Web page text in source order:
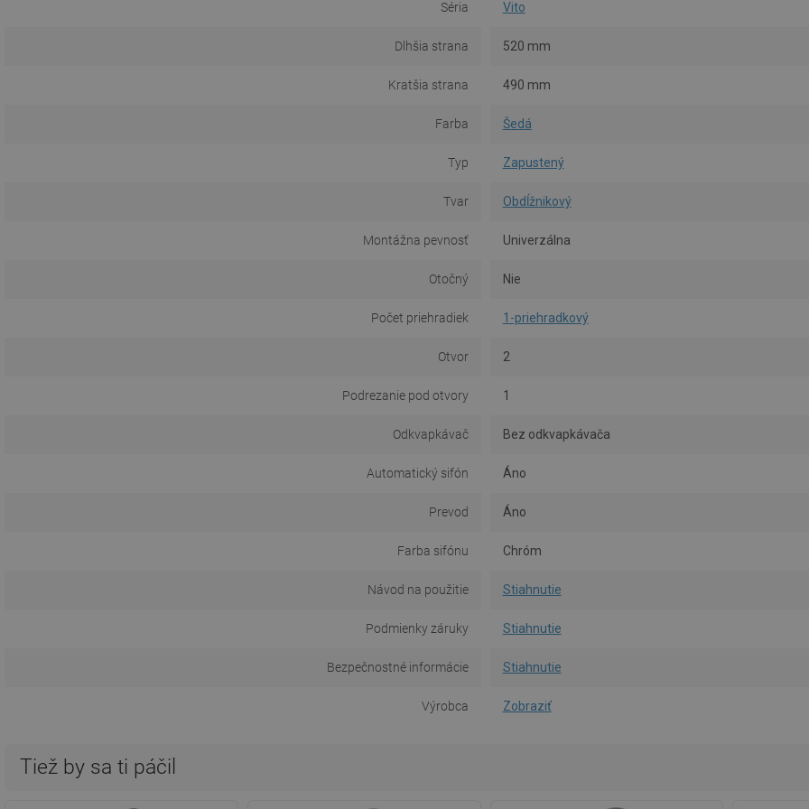
Séria Vito
Dlhšia strana 520 mm
Kratšia strana 490 mm
Farba Šedá
Typ Zapustený
Tvar Obdĺžnikový
Montážna pevnosť Univerzálna
Otočný Nie
Počet priehradiek 1-priehradkový
Otvor 2
Podrezanie pod otvory 1
Odkvapkávač Bez odkvapkávača
Automatický sifón Áno
Prevod Áno
Farba sifónu Chróm
Návod na použitie Stiahnutie
Podmienky záruky Stiahnutie
Bezpečnostné informácie Stiahnutie
Výrobca Zobraziť
Tiež by sa ti páčil